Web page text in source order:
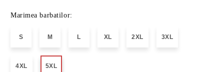
Marimea barbatilor:
S M L XL 2XL 3XL
4XL 5XL